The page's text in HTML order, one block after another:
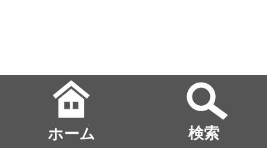
ホーム 検索